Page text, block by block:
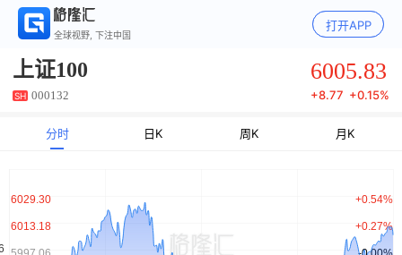
全球视野, 下注中国
打开APP
上证100
SH 000132
6005.83
+8.77 +0.15%
分时 日K 周K 月K